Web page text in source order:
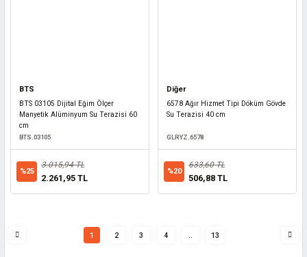
BTS
BTS 03105 Dijital Eğim Ölçer
Manyetik Alüminyum Su Terazisi 60
cm
BTS.03105
%25
3.015,94 TL
2.261,95 TL
Diğer
6578 Ağır Hizmet Tipi Döküm Gövde
Su Terazisi 40 cm
GLRYZ.6578
%20
633,60 TL
506,88 TL
1 2 3 4 13